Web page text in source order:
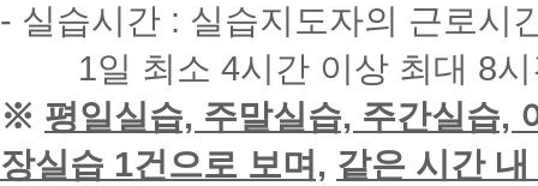
- 실습시간 : 실습지도자의 근로시
1일 최소 4시간 이상 최대 8
※ 평일실습, 주말실습, 주간실습,
장실습 1건으로 보며, 같은 시간